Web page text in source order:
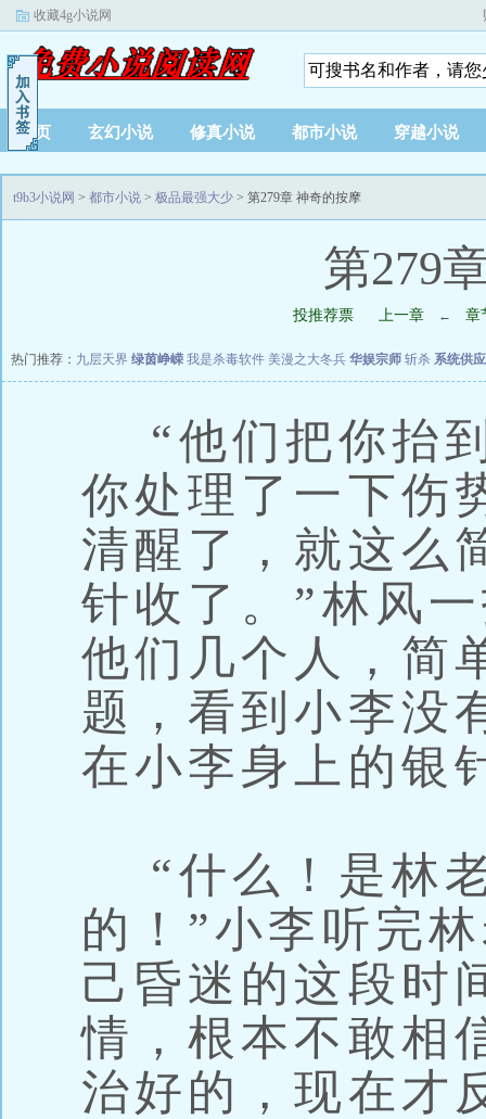
收藏4g小说网
首页 玄幻小说 修真小说 都市小说 穿越小说
t9b3小说网 > 都市小说 > 极品最强大少 > 第279章 神奇的按摩
第279
投推荐票 上一章 ← 章
热门推荐： 九层天界 绿茵峥嵘 我是杀毒软件 美漫之大冬兵 华娱宗师 斩杀 系统供
“他们把你抬
你处理了一下伤
清醒了，就这么
针收了。”林风
他们几个人，简
题，看到小李没
在小李身上的银
“什么！是林
的！”小李听完
己昏迷的这段时
情，根本不敢相
治好的，现在才